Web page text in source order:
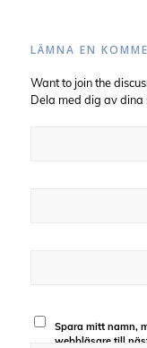
LÄMNA EN
Want to join the
Dela med dig av dina
Spara mitt namn,
webbläsare till